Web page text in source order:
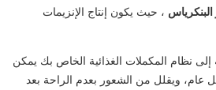
، حيث يكون إنتاج الإنزيمات
إلى نظام المكملات الغذائية الخاص بك يمكن
ويقلل من الشعور بعدم الراحة بعد